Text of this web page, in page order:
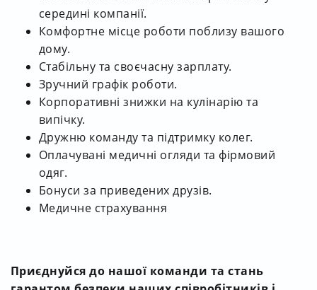
середині компанії.
Комфортне місце роботи поблизу вашого
дому.
Стабільну та своєчасну зарплату.
Зручний графік роботи.
Корпоративні знижки на кулінарію та
випічку.
Дружню команду та підтримку колег.
Оплачувані медичні огляди та фірмовий
одяг.
Бонуси за приведених друзів.
Медичне страхування
Приєднуйся до нашої команди та стань